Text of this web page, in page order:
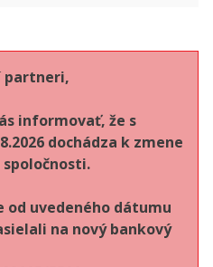
partneri,
informovať, že s
dochádza k zmene
od uvedeného dátumu
na nový bankový